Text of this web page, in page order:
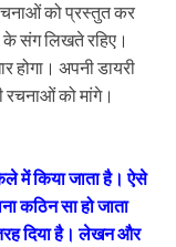
को प्रस्तुत कर
के संग लिखते रहिए।
अपनी डायरी
को मांगे।
में किया जाता है। ऐसे
कठिन सा हो जाता
दिया है। लेखन और